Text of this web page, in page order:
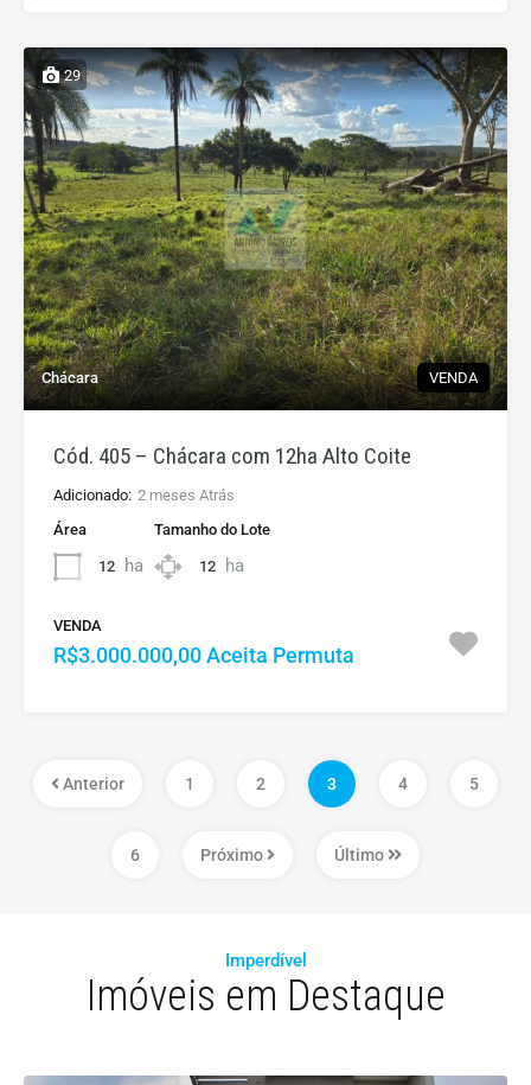
29
Chácara VENDA
Cód. 405 – Chácara com 12ha Alto Coite
Adicionado: 2 meses Atrás
Área
12 ha
Tamanho do Lote
12 ha
VENDA
R$3.000.000,00 Aceita Permuta
Anterior 1 2 3 4 5
6 Próximo Último
Imperdível
Imóveis em Destaque